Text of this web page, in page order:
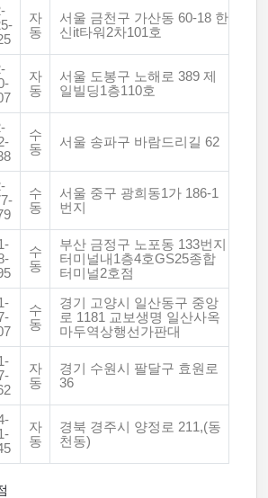
자
동
서울 금천구 가산동 60-18 한
신it타워2차101호
자
동
서울 도봉구 노해로 389 제
일빌딩1층110호
수
동
서울 송파구 바람드리길 62
수
동
서울 중구 광희동1가 186-1
번지
수
동
부산 금정구 노포동 133번지
터미널내1층4호GS25종합
터미널2호점
수
동
경기 고양시 일산동구 중앙
로 1181 교보생명 일산사옥
마두역상행선가판대
자
동
경기 수원시 팔달구 효원로
36
자
동
경북 경주시 양정로 211,(동
천동)